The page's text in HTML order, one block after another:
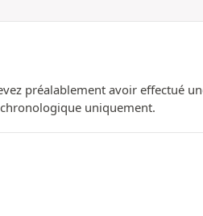
préalablement avoir effectué
uniquement.